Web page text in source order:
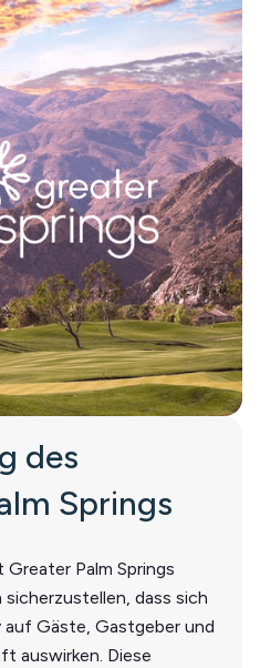
des
Springs
Palm Springs
dass sich
Gäste, Gastgeber und
auswirken. Diese